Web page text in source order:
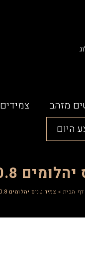
מזהב צמידים
היום
קראט שטון צף
דף הבית» צמיד טניס יהלומים 0.8 קראט שטון צף